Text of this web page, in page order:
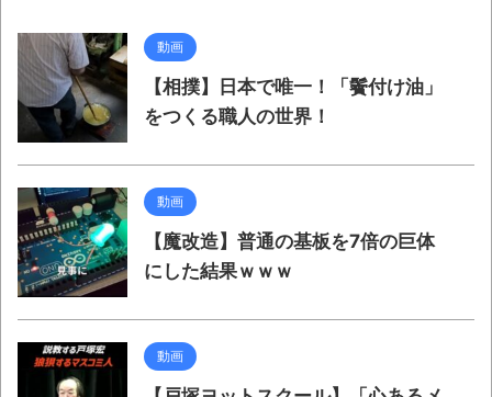
動画
【相撲】日本で唯一！「鬢付け油」
をつくる職人の世界！
動画
【魔改造】普通の基板を7倍の巨体
にした結果ｗｗｗ
動画